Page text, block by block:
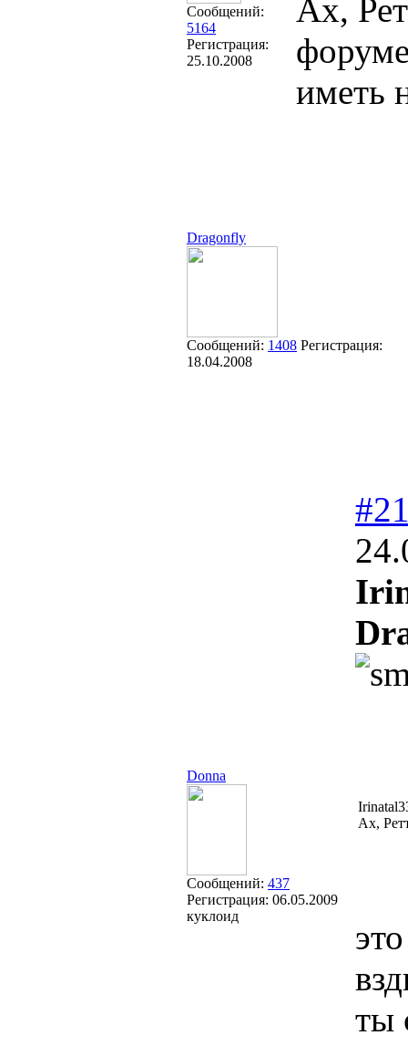
Сообщений:
5164
Регистрация:
25.10.2008
Ах,
иметь
Dragonfly
Сообщений: 1408 Регистрация:
18.04.2008
Donna
Сообщений: 437
Регистрация: 06.05.2009
куклоид
Ах,
ты